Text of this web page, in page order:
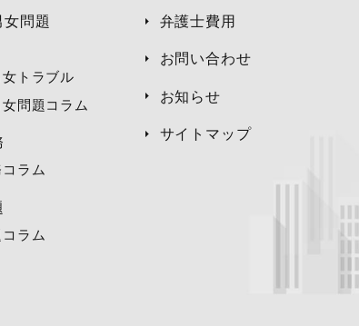
本人の同意を得ることが困難である場合
要であると当事務所が判断した場合
のお申し出があった場合には、お申し出いただいた
なく対応します。
じめご了承ください。
問題
トラブル
問題コラム
ラム
ラム
弁護士費用
お問い合わせ
お知らせ
サイトマップ